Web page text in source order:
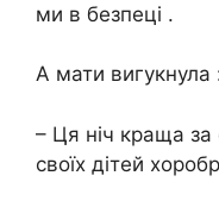
ми в безпеці .
А мати вигукнула
– Ця ніч краща за
своїх дітей